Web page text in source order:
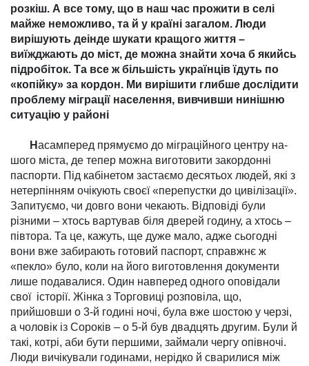
розкіш. А все тому, що в наш час прожити в селі
майже неможливо, та й у країні загалом. Люди
вирішують деінде шукати кращого життя –
виїжджають до міст, де можна знайти хоча б якийсь
підробіток. Та все ж більшість українців їдуть по
«копійку» за кордон. Ми вирішити глибше дослідити
проблему міграції населення, вивчивши нинішню
ситуацію у районі
Насамперед прямуємо до міграційного центру на­
шого міста, де тепер мож­на виготовити закор­донні
паспорти. Під кабінетом за­стаємо десятьох людей, які з
нетерпінням очікують своєї «перепустки до цивілізації».
Запитуємо, чи довго вони чекають. Відповіді були
різними – хтось вартував біля дверей годину, а хтось –
півтора. Та це, кажуть, ще дуже мало, адже сьогодні
вони вже забирають готовий паспорт, справжнє ж
«пекло» було, коли на його виготовлення документи
лише подавалися. Один навперед одного оповідали
свої історії. Жінка з Торговиці розповіла, що,
прийшовши о 3-й годині ночі, була вже шостою у черзі,
а чоловік із Сороків – о 5-й був двадцять другим. Були й
такі, котрі, аби бути першими, зай­мали чергу опівночі.
Люди вичікували годинами, нерідко й сварилися між